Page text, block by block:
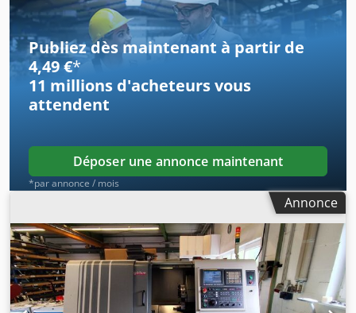
Alésage de la broche 103 mm Codpfxjzpy Rre Agkorf
Tourelle à 12 positions, norme VDI 60 Convoyeur à copeaux
Publiez dès maintenant à partir de
4,49 €*
11 millions d'acheteursvous
attendent
Déposer une annonce maintenant
*par annonce / mois
Annonce